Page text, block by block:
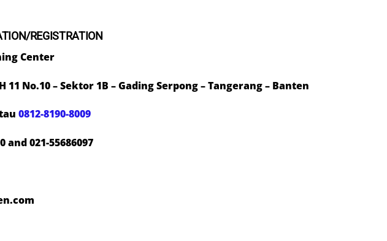
REGISTRATION
Center
11 No.10 – Sektor 1B – Gading Serpong – Tangerang – Banten
0812-8190-8009
and 021-55686097